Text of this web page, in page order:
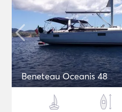
Beneteau Oceanis 48